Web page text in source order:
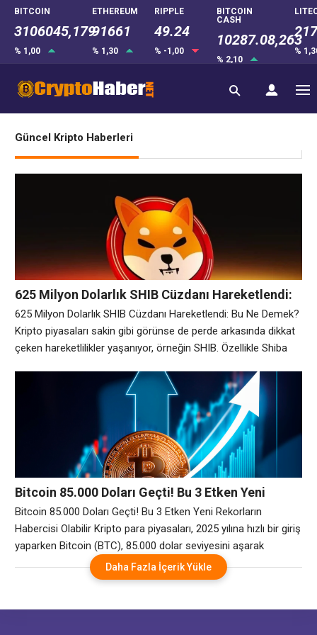
BITCOIN
3106045,179
% 1,00
ETHEREUM
91661
% 1,30
RIPPLE
49.24
% -1,00
BITCOIN
CASH
10287.08,263
% 2,10
%
Güncel Kripto Haberleri
625 Milyon Dolarlık SHIB Cüzdanı Hareketlendi:
Bu Ne Demek?
625 Milyon Dolarlık SHIB Cüzdanı Hareketlendi: Bu Ne Demek?
Kripto piyasaları sakin gibi görünse de perde arkasında dikkat
çeken hareketlilikler yaşanıyor, örneğin SHIB. Özellikle Shiba
Kore merkezli borsa Upbit’in cüzdanlarında yaşanan
“misteriyöz” transferlerle gün yüzüne çıktı. 625 milyon dolarlık
dev SHIB varlığına sahip cüzdan ani işlemlerle dikkat çekti.
Bitcoin 85.000 Doları Geçti! Bu 3 Etken Yeni
Rekorların Habercisi Olabilir
Bitcoin 85.000 Doları Geçti! Bu 3 Etken Yeni Rekorların
Habercisi Olabilir Kripto para piyasaları, 2025 yılına hızlı bir giriş
yaparken Bitcoin (BTC), 85.000 dolar seviyesini aşarak
yatırımcılarını sevindirdi. Bu yeni zirve, piyasalarda büyük bir
heyecan yaratırken, uzmanlar Bitcoin’in yükselişini
Peki, Bitcoin’in bu denli yükselmesinin ardında yatan faktörler
Daha Fazla İçerik Yükle